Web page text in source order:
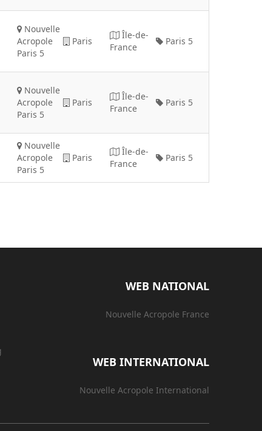
Nouvelle
Acropole
Paris 5
Paris
Île-de-
France
Paris 5
Nouvelle
Acropole
Paris 5
Paris
Île-de-
France
Paris 5
Nouvelle
Acropole
Paris 5
Paris
Île-de-
France
Paris 5
WEB NATIONAL
Nouvelle Acropole France
WEB INTERNATIONAL
Nouvelle Acropole International